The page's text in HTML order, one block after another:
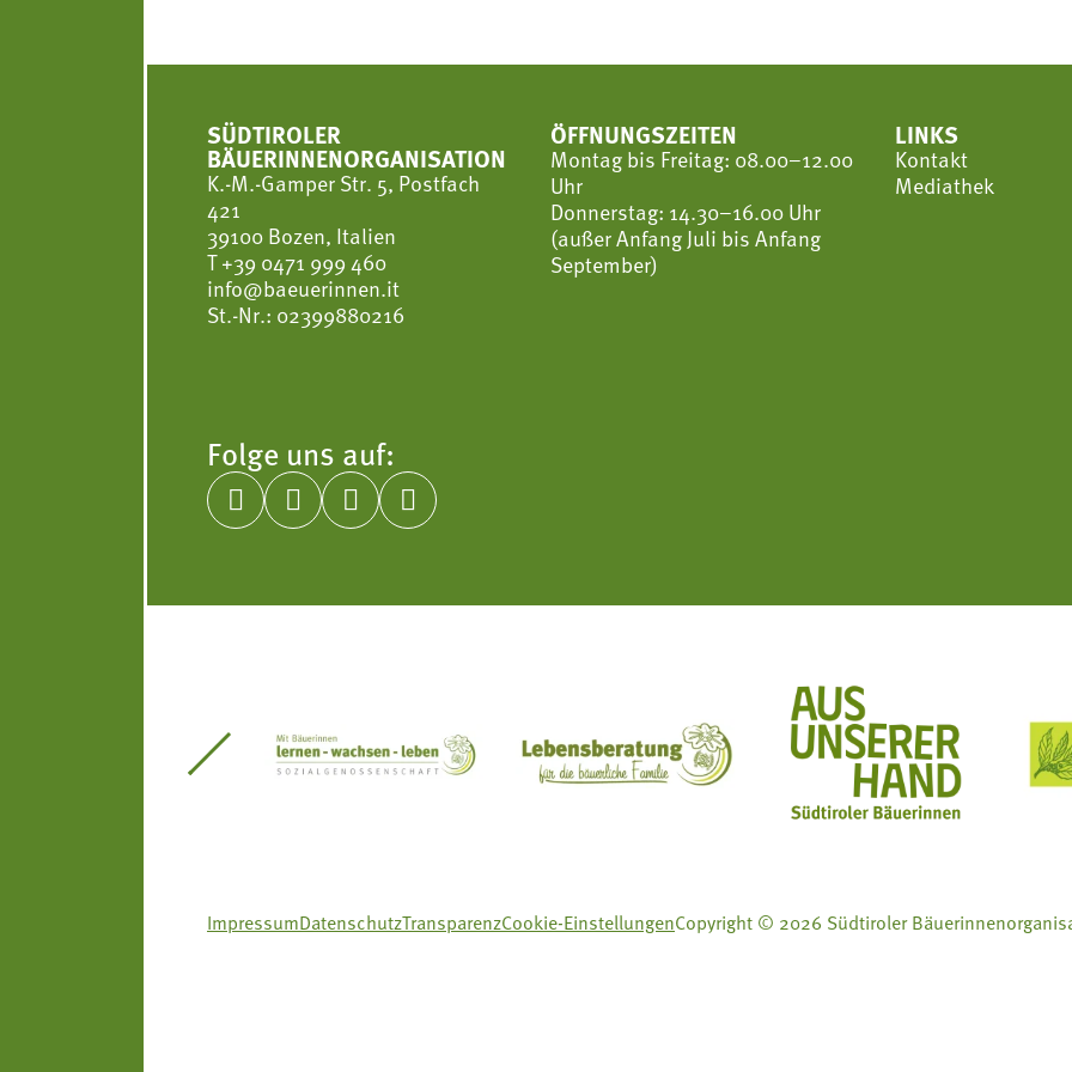
SÜDTIROLER
BÄUERINNENORGANISATION
K.-M.-Gamper Str. 5, Postfach
421
39100 Bozen, Italien
T+39 0471 999 460
info@baeuerinnen.it
St.-Nr.: 02399880216
ÖFFNUNGSZEITEN
Montag bis Freitag: 08.00–12.00
Uhr
Donnerstag: 14.30–16.00 Uhr
(außer Anfang Juli bis Anfang
September)
LINKS
Kontakt
Mediathek
Folge uns auf:
   
Südtiroler Gärtnervereinigung Sozialgenossenschaft Mit Bäuerinnen lernen - wachsen - leben
Lebensberatung für die bäuerliche Familie
Aus unserer Hand
ImpressumDatenschutzTransparenzCookie-EinstellungenCopyright © 2026 Südtiroler